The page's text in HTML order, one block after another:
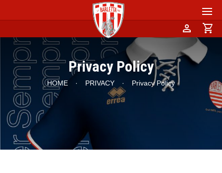
person shopping_cart
Privacy Policy
HOME · PRIVACY · Privacy Policy